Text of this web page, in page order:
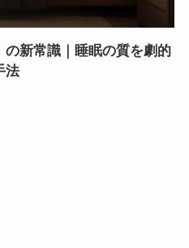
新常識｜睡眠の質を劇的
法